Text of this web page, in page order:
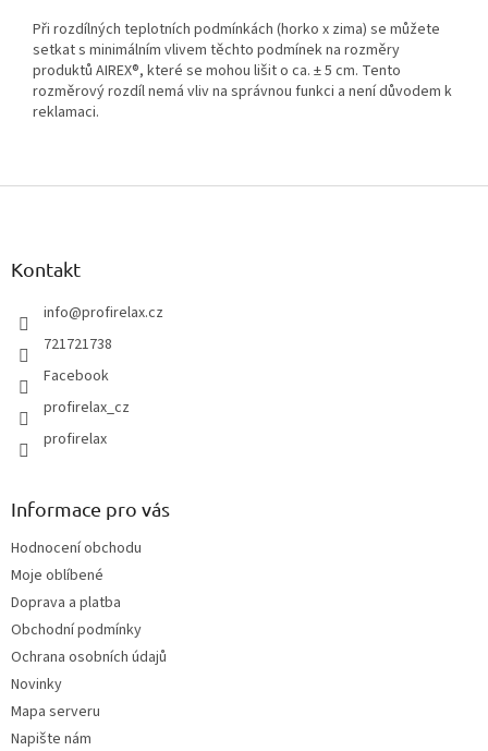
Při rozdílných teplotních podmínkách (horko x zima) se můžete
setkat s minimálním vlivem těchto podmínek na rozměry
produktů AIREX®, které se mohou lišit o ca. ± 5 cm. Tento
rozměrový rozdíl nemá vliv na správnou funkci a není důvodem k
reklamaci.
Z
Kontakt
info@profirelax.cz
721721738
Facebook
profirelax_cz
profirelax
Informace pro vás
Hodnocení obchodu
Moje oblíbené
Doprava a platba
Obchodní podmínky
Ochrana osobních údajů
Novinky
Mapa serveru
Napište nám